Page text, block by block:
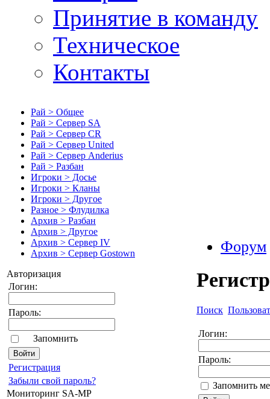
Принятие в команду
Техническое
Контакты
Рай > Общее
Рай > Сервер SA
Рай > Сервер CR
Рай > Сервер United
Рай > Сервер Anderius
Рай > Разбан
Игроки > Досье
Игроки > Кланы
Игроки > Другое
Разное > Флудилка
Архив > Разбан
Архив > Другое
Архив > Сервер IV
Архив > Сервер Gostown
Авторизация
Логин:
Пароль:
Запомнить
Pегиcтрaция
Забыли свой пароль?
Мониторинг SA-MP
Форум
Поиск
Логин:
Пароль:
Запомнить